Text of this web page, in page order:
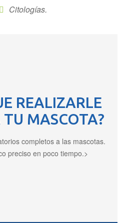
Citologías.
REALIZARLE
TU MASCOTA?
completos a las mascotas.
preciso en poco tiempo.>